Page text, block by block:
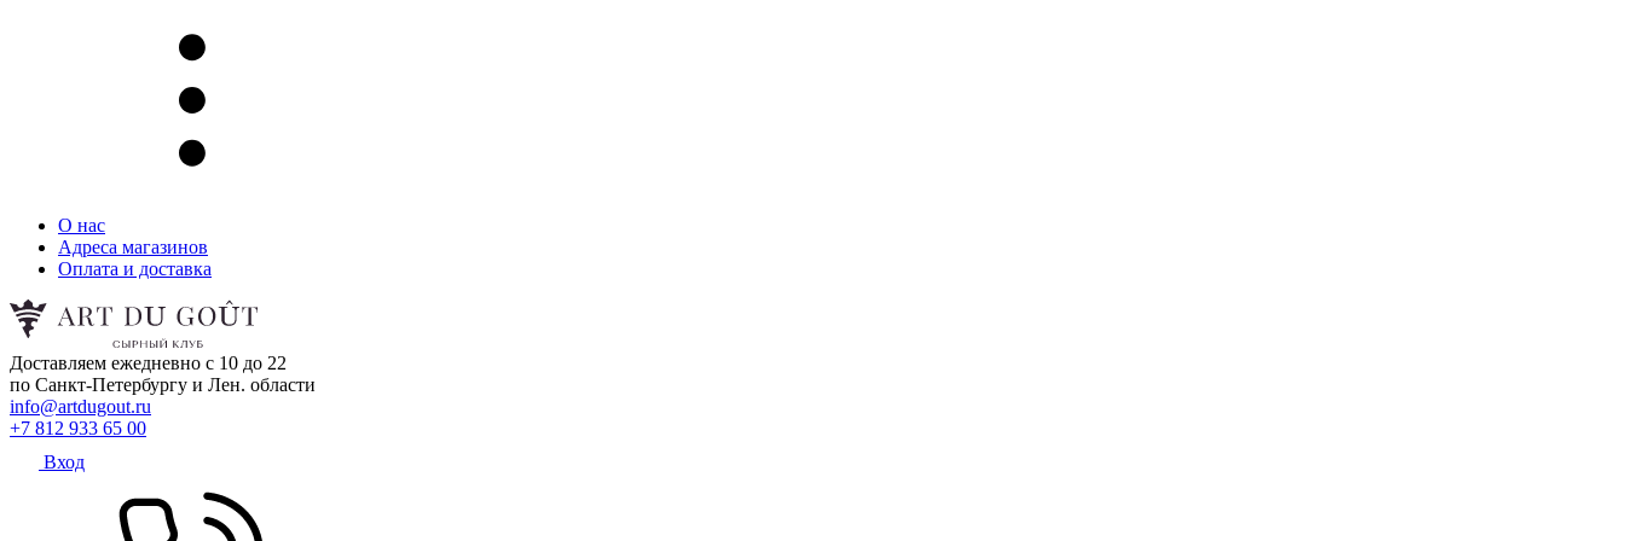
О нас
Адреса магазинов
Оплата и доставка
Доставляем ежедневно с 10 до 22
по Санкт-Петербургу и Лен. области
info@artdugout.ru
+7 812 933 65 00
Вход